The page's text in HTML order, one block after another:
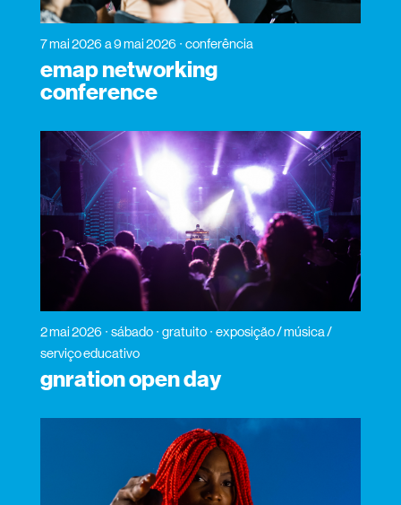
7 mai 2026 a 9 mai 2026 conferência
emap networking
conference
2 mai 2026 sábado gratuito
exposição / música /
serviço educativo
gnration open day